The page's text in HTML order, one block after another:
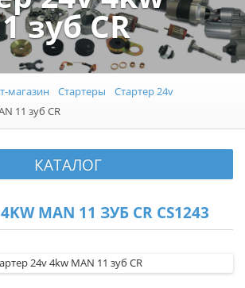
зуб CR
магазин Стартеры
Стартер 24v
11 зуб CR
КАТАЛОГ
MAN 11 ЗУБ CR CS1243